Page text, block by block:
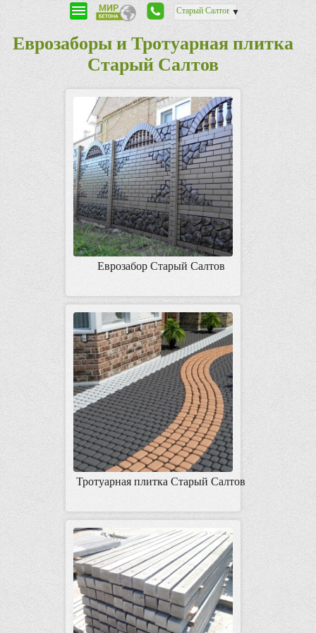
Старый Салтов ▼
Еврозаборы и Тротуарная плитка
Старый Салтов
Еврозабор Старый Салтов
Тротуарная плитка Старый Салтов